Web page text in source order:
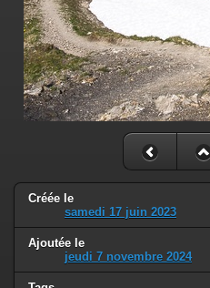
Créée le
samedi 17 juin 2023
Ajoutée le
jeudi 7 novembre 2024